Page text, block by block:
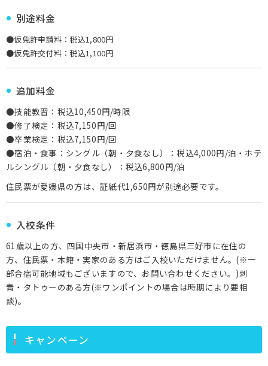
別途料金
●仮免許申請料：税込1,800円
●仮免許交付料：税込1,100円
追加料金
●技能教習：税込10,450円/時限
●修了検定：税込7,150円/回
●卒業検定：税込7,150円/回
●宿泊・食事：シングル（朝・夕食なし）：税込4,000円/泊・ホテ
ルシングル（朝・夕食なし）：税込6,800円/泊
住民票が愛媛県の方は、証紙代1,650円が別途必要です。
入校条件
61歳以上の方、四国中央市・新居浜市・徳島県三好市に在住の
方、住民票・本籍・実家のある方はご入校いただけません。(※一
部合宿可能地域もございますので、お問い合わせください。)刺
青・タトゥーのある方(※ワンポイントの場合は時期により要相
談)。
キャンペーン